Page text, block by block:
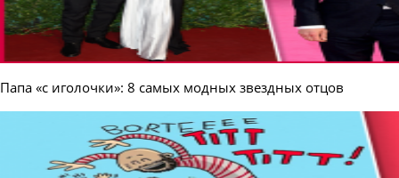
Папа «с иголочки»: 8 самых модных звездных отцов